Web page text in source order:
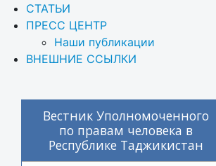
СТАТЬИ
ПРЕСС ЦЕНТР
Наши публикации
ВНЕШНИЕ ССЫЛКИ
Вестник Уполномоченного
по правам человека в
Республике Таджикистан